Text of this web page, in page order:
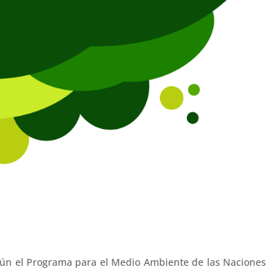
el Programa para el Medio Ambiente de las Naciones